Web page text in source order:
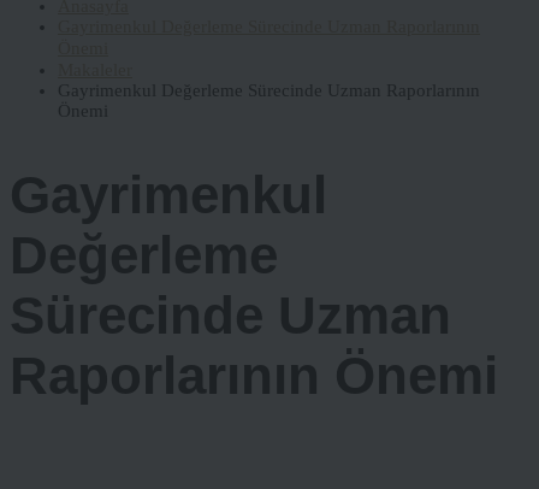
Gayrimenkul Değerleme Sürecinde Uzman Raporlarının
Önemi
Gayrimenkul
Değerleme
Sürecinde Uzman
Raporlarının Önemi